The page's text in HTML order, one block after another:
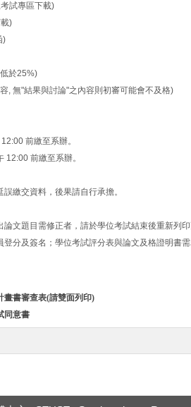
試專區下載)
)
)
於25%)
, 無"結果與討論"之內容則初審可能會不及格)
前繳至系辦。
12:00 前繳至系辦。
繳交資料，後果請自行承擔。
文題目需修正者，請於學位考試結束後重新列
分及簽名；學位考試評分表與論文及格證明書
畫書審查表(請雙面列印)
同意書